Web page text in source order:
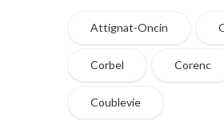
Attignat-Oncin
Corbel Corenc
Coublevie